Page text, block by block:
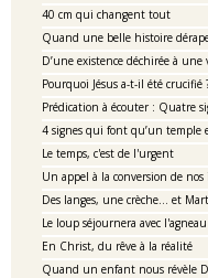
40 cm qui changent tout
Quand une belle histoire
D’une existence déchirée à une
Pourquoi Jésus a-t-il été crucifié
Prédication à écouter : Quatre
4 signes qui font qu’un temple
Le temps, c'est de l'urgent
Un appel à la conversion de
Des langes, une crèche… et
Le loup séjournera avec
En Christ, du rêve à la réalité
Quand un enfant nous révèle